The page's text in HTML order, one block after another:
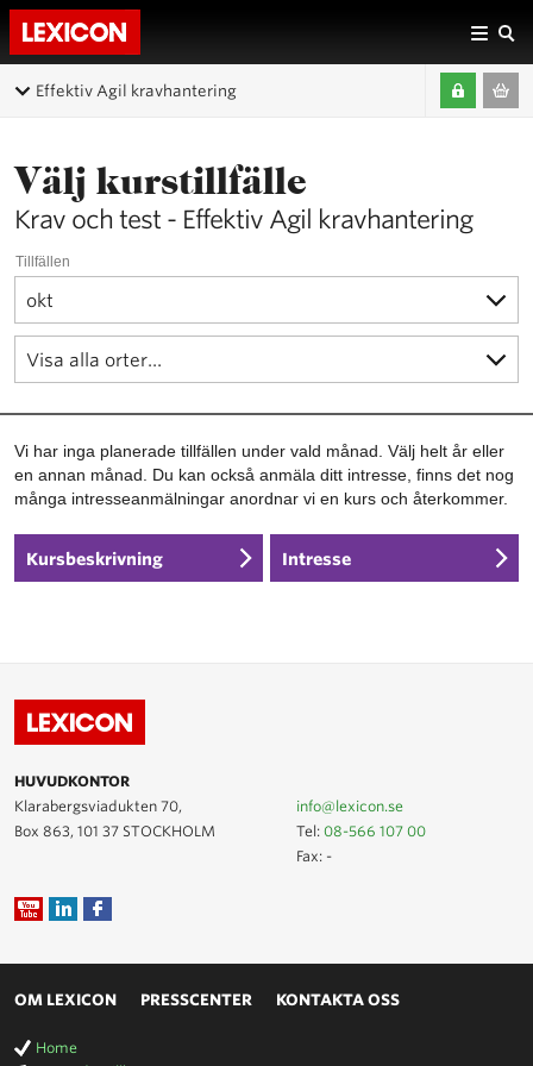
Effektiv Agil kravhantering
Välj kurstillfälle
Krav och test - Effektiv Agil kravhantering
Tillfällen
Vi har inga planerade tillfällen under vald månad. Välj helt år eller
en annan månad. Du kan också anmäla ditt intresse, finns det nog
många intresseanmälningar anordnar vi en kurs och återkommer.
Kursbeskrivning Intresse
HUVUDKONTOR
Klarabergsviadukten 70,
Box 863, 101 37 STOCKHOLM
info@lexicon.se
Tel:08-566 107 00
Fax: -
OM LEXICON PRESSCENTER KONTAKTA OSS
Home